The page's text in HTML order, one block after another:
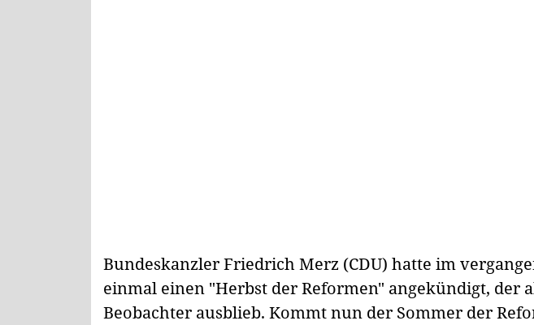
Bundeskanzler Friedrich Merz (CDU) hatte im
einmal einen "Herbst der Reformen" angekündigt, der
Beobachter ausblieb. Kommt nun der Sommer der